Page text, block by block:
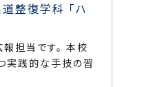
道整復学科 「ハ
報担当です。 本校
実践的な手技の習